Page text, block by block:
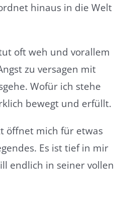
hinaus in die Welt
oft weh und vorallem
zu versagen mit
Wofür ich stehe
bewegt und erfüllt.
öffnet mich für etwas
Es ist tief in mir
endlich in seiner vollen